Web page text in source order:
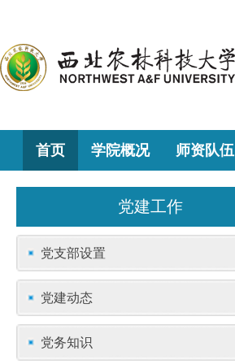
首页 学院概况 师资队伍
党建工作
党支部设置
党建动态
党务知识